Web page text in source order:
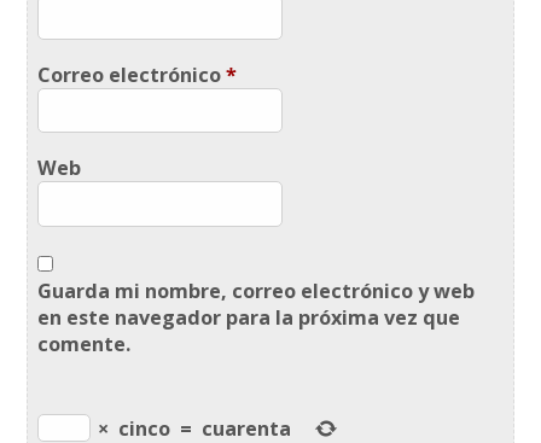
Correo electrónico*
Web
Guarda mi nombre, correo electrónico y web
en este navegador para la próxima vez que
comente.
× cinco = cuarenta